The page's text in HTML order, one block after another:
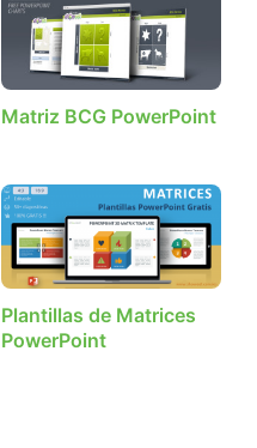
Matriz BCG PowerPoint
Plantillas de Matrices
PowerPoint